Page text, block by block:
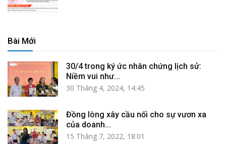
Bài Mới
30/4 trong ký ức nhân chứng lịch sử:
Niềm vui như...
30 Tháng 4, 2024, 14:45
Đồng lòng xây cầu nối cho sự vươn xa
của doanh...
15 Tháng 7, 2022, 18:01